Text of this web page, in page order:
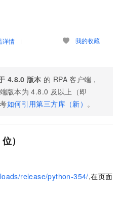
详情 我的收藏
4.8.0 版本 的 RPA 客户端，
版本为 4.8.0 及以上（即
如何引用第三方库（新） 。
位）
release/python-354/,在页面